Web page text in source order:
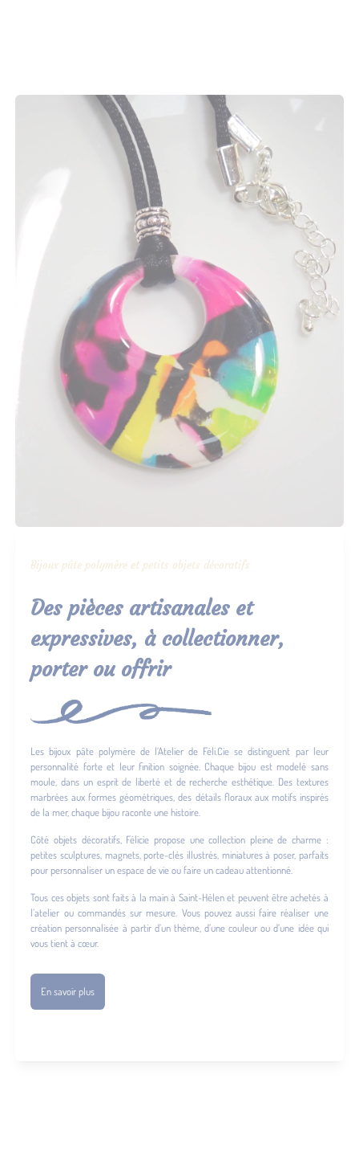
Bijoux pâte polymère et petits objets décoratifs
Des pièces artisanales et
expressives, à collectionner,
porter ou offrir
Les bijoux pâte polymère de l’Atelier de Féli.Cie se distinguent par leur
personnalité forte et leur finition soignée. Chaque bijou est modelé sans
moule, dans un esprit de liberté et de recherche esthétique. Des textures
marbrées aux formes géométriques, des détails floraux aux motifs inspirés
de la mer, chaque bijou raconte une histoire.
Côté objets décoratifs, Félicie propose une collection pleine de charme :
petites sculptures, magnets, porte-clés illustrés, miniatures à poser, parfaits
pour personnaliser un espace de vie ou faire un cadeau attentionné.
Tous ces objets sont faits à la main à Saint-Hélen et peuvent être achetés à
l’atelier ou commandés sur mesure. Vous pouvez aussi faire réaliser une
création personnalisée à partir d’un thème, d’une couleur ou d’une idée qui
vous tient à cœur.
En savoir plus